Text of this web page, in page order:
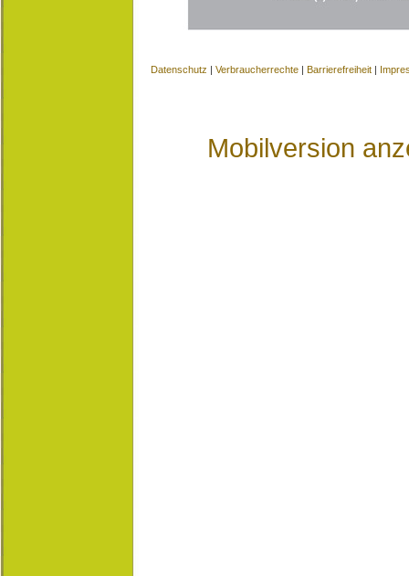
Datenschutz | Verbraucherrechte | Barrierefreiheit |
Mobilversion